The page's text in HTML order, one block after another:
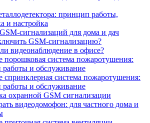
принцип работы,
и настройка
сигнализаций для дома и дач
GSM-сигнализацию?
видеонаблюдение в офисе?
порошковая система пожаротушения:
и обслуживание
спринклерная система пожаротушения:
и обслуживание
охранной GSM сигнализации
видеодомофон: для частного дома и